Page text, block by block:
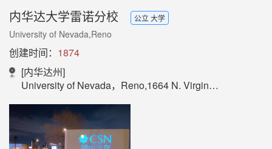
内华达大学雷诺分校 公立 大学
University of Nevada,Reno
创建时间： 1874
[内华达州]
University of Nevada，Reno,1664 N. Virginia St.，Reno,NV 89557-0208